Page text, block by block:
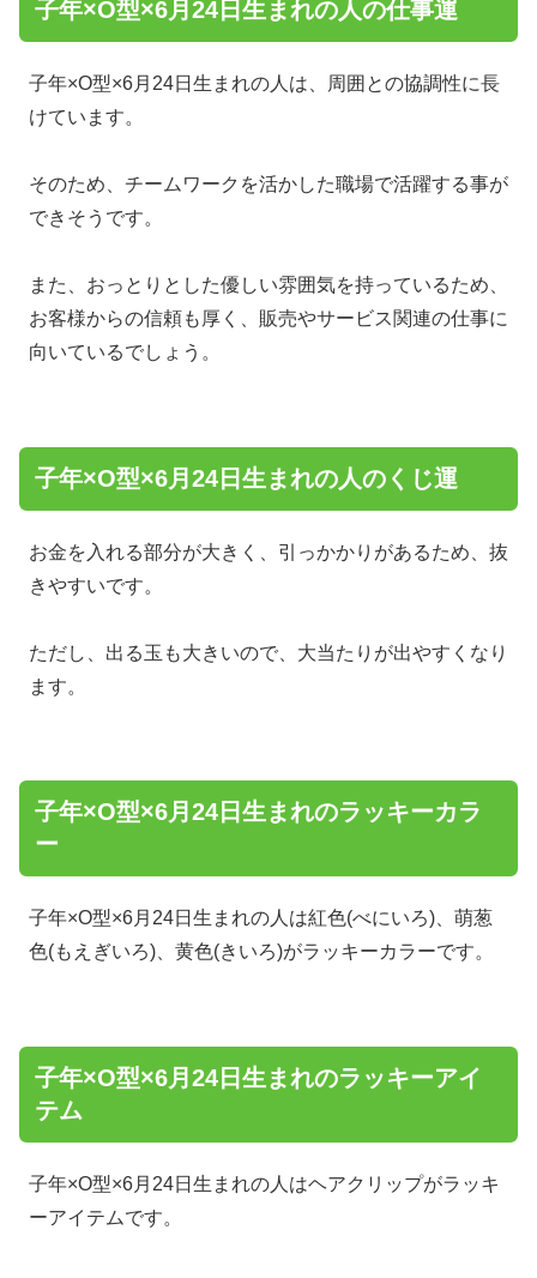
子年×O型×6月24日生まれの人の仕事運
子年×O型×6月24日生まれの人は、周囲との協調性に長
けています。
そのため、チームワークを活かした職場で活躍する事が
できそうです。
また、おっとりとした優しい雰囲気を持っているため、
お客様からの信頼も厚く、販売やサービス関連の仕事に
向いているでしょう。
子年×O型×6月24日生まれの人のくじ運
お金を入れる部分が大きく、引っかかりがあるため、抜
きやすいです。
ただし、出る玉も大きいので、大当たりが出やすくなり
ます。
子年×O型×6月24日生まれのラッキーカラ
ー
子年×O型×6月24日生まれの人は紅色(べにいろ)、萌葱
色(もえぎいろ)、黄色(きいろ)がラッキーカラーです。
子年×O型×6月24日生まれのラッキーアイ
テム
子年×O型×6月24日生まれの人はヘアクリップがラッキ
ーアイテムです。